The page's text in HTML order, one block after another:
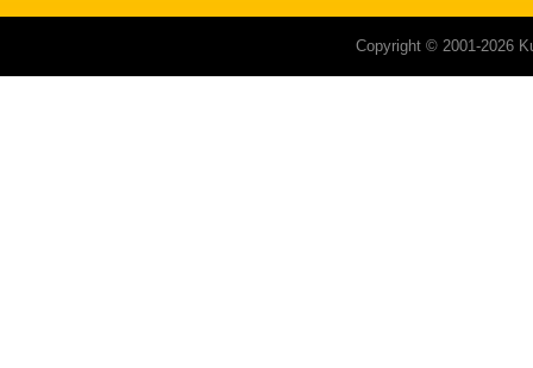
Copyright © 2001-2026